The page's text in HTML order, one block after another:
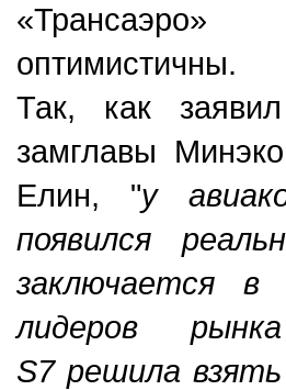
«Трансаэро»
оптимистичны.
Так, как
замглавы
Елин, "у
появился
заключается
лидеров
S7 решила